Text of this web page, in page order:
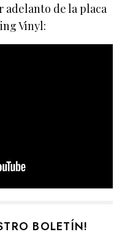
adelanto de la placa
Vinyl:
BOLETÍN!